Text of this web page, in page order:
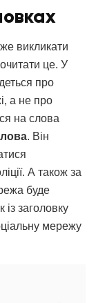
викликати
це. У
про
а не про
на слова
. Він
А також за
буде
із заголовку
мережу